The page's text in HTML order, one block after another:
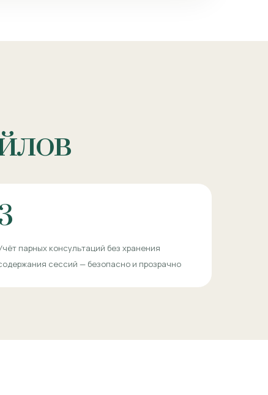
парных консультаций без хранения
сессий — безопасно и прозрачно